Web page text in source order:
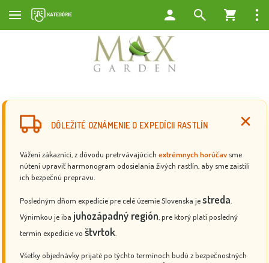
DÔLEŽITÉ OZNÁMENIE O EXPEDÍCII RASTLÍN
Vážení zákazníci, z dôvodu pretrvávajúcich extrémnych horúčav sme
nútení upraviť harmonogram odosielania živých rastlín, aby sme zaistili
ich bezpečnú prepravu.
Posledným dňom expedície pre celé územie Slovenska jestreda
Výnimkou je iba juhozápadný región , pre ktorý platí posledný
termín expedície vo štvrtok
Všetky objednávky prijaté po týchto termínoch budú z bezpečnostných